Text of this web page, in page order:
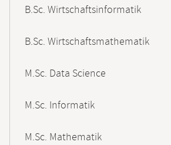
B.Sc. Wirtschaftsinformatik
B.Sc. Wirtschaftsmathematik
M.Sc. Data Science
M.Sc. Informatik
M.Sc. Mathematik